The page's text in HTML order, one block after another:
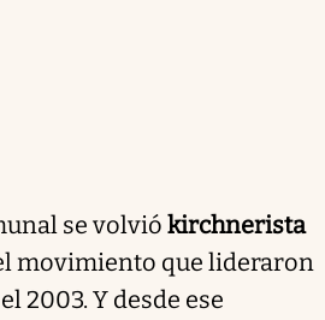
se volvió kirchnerista
movimiento que lideraron
2003. Y desde ese